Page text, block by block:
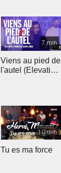
7 min
Viens au pied de
l'autel (Elevation
10 min
Tu es ma force